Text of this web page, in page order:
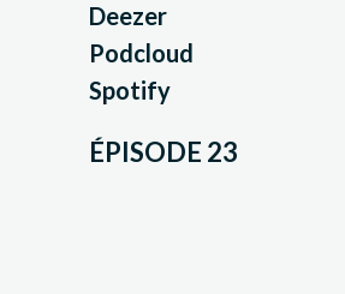
Deezer
Podcloud
Spotify
ÉPISODE 23